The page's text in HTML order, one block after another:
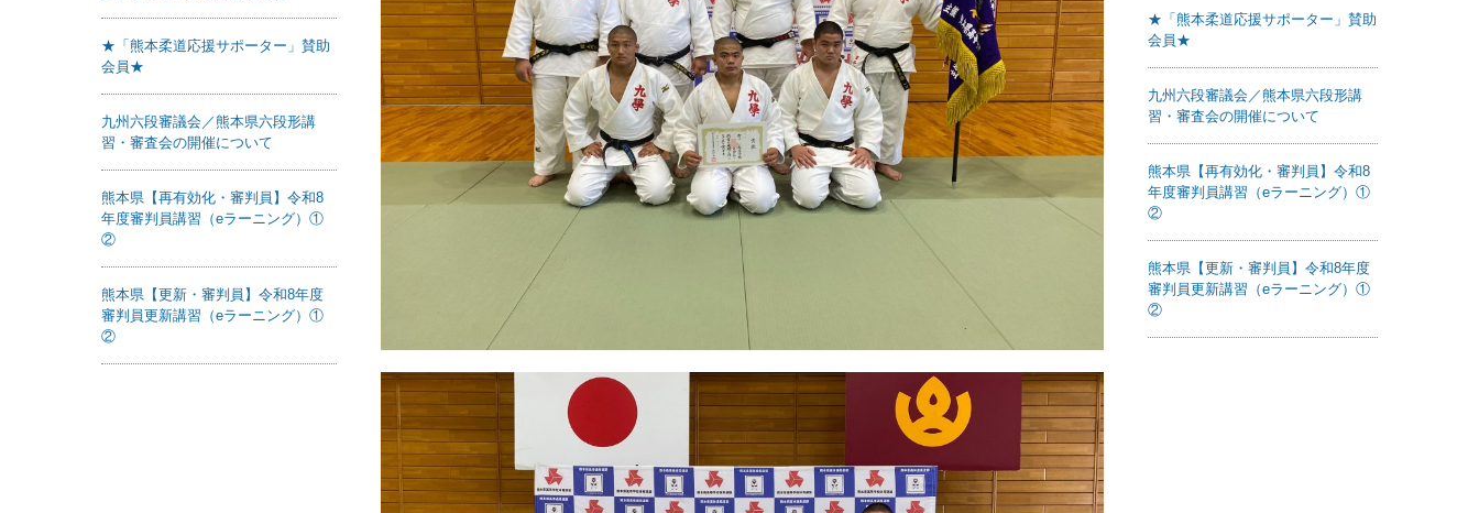
★「熊本柔道応援サポーター」賛助
会員★
九州六段審議会／熊本県六段形講
習・審査会の開催について
熊本県【再有効化・審判員】令和8
年度審判員講習（eラーニング）①
②
熊本県【更新・審判員】令和8年度
審判員更新講習（eラーニング）①
②
★「熊本柔道応援サポーター」賛助
会員★
九州六段審議会／熊本県六段形講
習・審査会の開催について
熊本県【再有効化・審判員】令和8
年度審判員講習（eラーニング）①
②
熊本県【更新・審判員】令和8年度
審判員更新講習（eラーニング）①
②